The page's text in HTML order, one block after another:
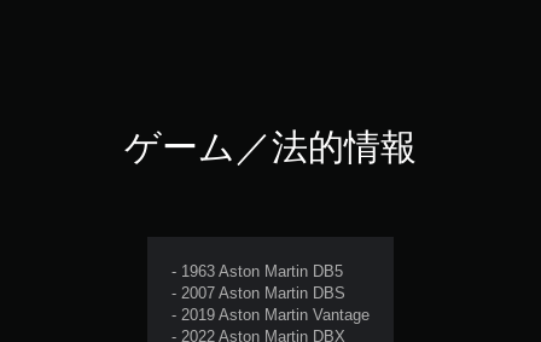
ゲーム／法的情報
- 1963 Aston Martin DB5
- 2007 Aston Martin DBS
- 2019 Aston Martin Vantage
- 2022 Aston Martin DBX